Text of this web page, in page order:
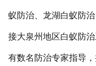
蚁防治、龙湖白蚁防
接大泉州地区白蚁防
有数名防治专家指导